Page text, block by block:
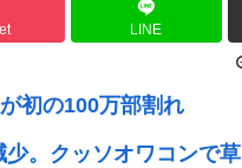
LINE
初の100万部割れ
少。クッソオワコンで草